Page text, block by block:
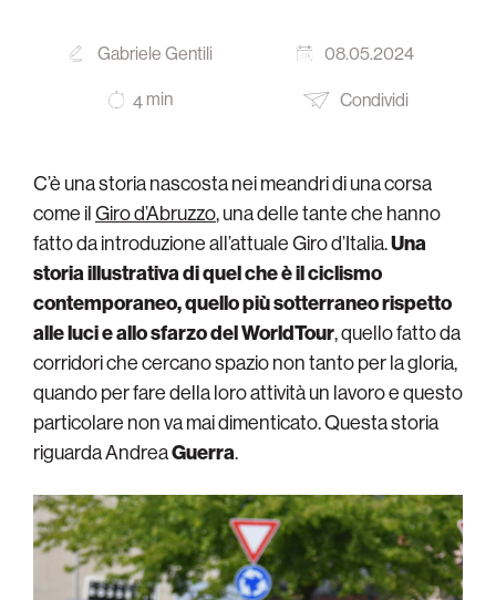
Gabriele Gentili 08.05.2024
4 min Condividi
C’è una storia nascosta nei meandri di una corsa
come ilGiro d’Abruzzo, una delle tante che hanno
fatto da introduzione all’attuale Giro d’Italia.Una
storia illustrativa di quel che è il ciclismo
contemporaneo, quello più sotterraneo rispetto
alle luci e allo sfarzo del WorldTour, quello fatto da
corridori che cercano spazio non tanto per la gloria,
quando per fare della loro attività un lavoro e questo
particolare non va mai dimenticato. Questa storia
riguarda AndreaGuerra.